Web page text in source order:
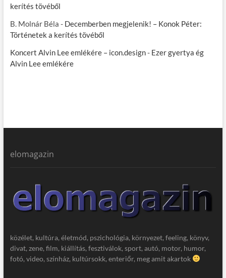
kerítés tövéből
B. Molnár Béla - Decemberben megjelenik! – Konok Péter:
Történetek a kerítés tövéből
Koncert Alvin Lee emlékére – icon.design- Ezer gyertya ég
Alvin Lee emlékére
elomagazin
közélet, kultúra, életmód, pszichológia, környezet, feeling, könyv,
divat, zene, film, kiállítás, fesztiválok, sport, autó, motor, humor,
fotó, video, színház, kultúrsokk, enteriőr, meg amit akartok